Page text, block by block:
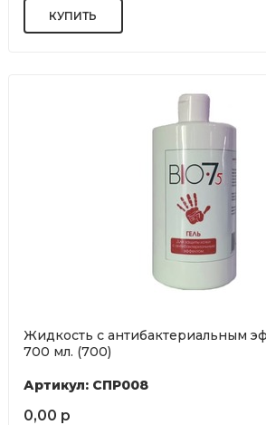
Жидкость с антибактериальным
700 мл. (700)
Артикул: СПР008
0,00 р